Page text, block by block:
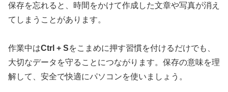
保存を忘れると、時間をかけて作成した文章や写真が消え
てしまうことがあります。
作業中はCtrl + Sをこまめに押す習慣を付けるだけでも、
大切なデータを守ることにつながります。保存の意味を理
解して、安全で快適にパソコンを使いましょう。